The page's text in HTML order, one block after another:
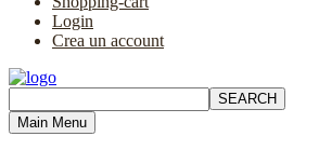
Login
Crea un account
Main Menu